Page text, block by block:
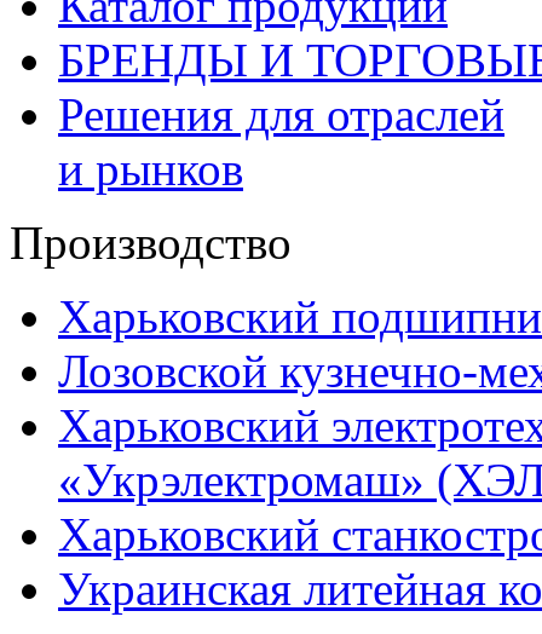
БРЕНДЫ И
Решения для отраслей
и рынков
Производство
Харьковский
Лозовской кузнечно-
Харьковский
«Укрэлектромаш»
Харьковский
Украинская литейная